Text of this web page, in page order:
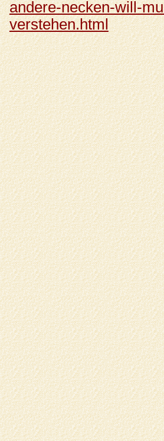
andere-necken-will-
verstehen.html